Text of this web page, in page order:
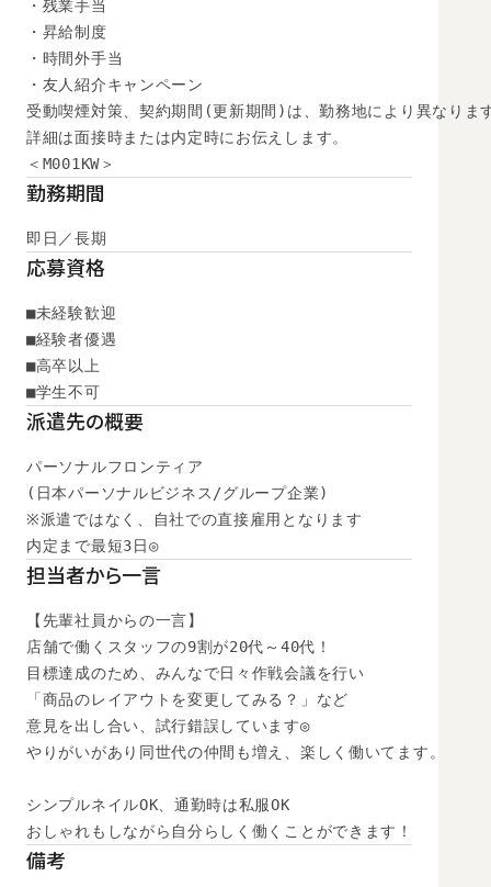
・残業手当
・昇給制度
・時間外手当
・友人紹介キャンペーン
受動喫煙対策、契約期間(更新期間)は、勤務地により異なりま
詳細は面接時または内定時にお伝えします。
＜M001KW＞
勤務期間
即日／長期
応募資格
■未経験歓迎
■経験者優遇
■高卒以上
■学生不可
派遣先の概要
パーソナルフロンティア
(日本パーソナルビジネス/グループ企業)
※派遣ではなく、自社での直接雇用となります
内定まで最短3日◎
担当者から一言
【先輩社員からの一言】
店舗で働くスタッフの9割が20代～40代！
目標達成のため、みんなで日々作戦会議を行い
「商品のレイアウトを変更してみる？」など
意見を出し合い、試行錯誤しています◎
やりがいがあり同世代の仲間も増え、楽しく働いてます。
シンプルネイルOK、通勤時は私服OK
おしゃれもしながら自分らしく働くことができます！
備考